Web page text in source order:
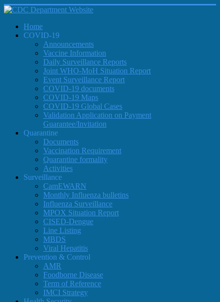
Home
COVID-19
Announcements
Vaccine Information
Daily Surveillance Reports
Joint WHO-MoH Situation Report
Event Surveillance Report
COVID-19 documents
COVID-19 Maps
COVID-19 Global Cases
Validation Application on Payment
Guarantee/Invitation
Quarantine
Documents
Vaccination Requirement
Quarantine formality
Activities
Surveillance
CamEWARN
Monthly Influenza bulletins
Influenza Surveillance
MPOX Situation Report
CISED-Dengue
Line Listing
MBDS
Viral Hepatitis
Prevention & Control
AMR
Foodborne Disease
Term of Reference
IMCI Strategy